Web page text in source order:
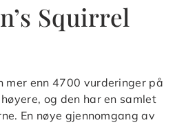
Squirrel
enn 4700 vurderinger på
og den har en samlet
En nøye gjennomgang av